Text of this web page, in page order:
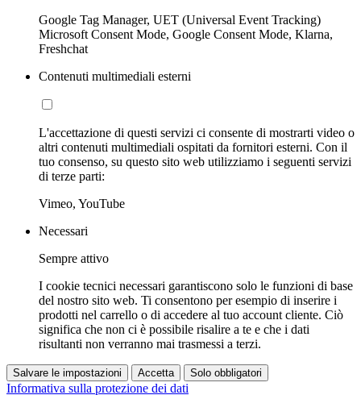
Google Tag Manager, UET (Universal Event Tracking)
Microsoft Consent Mode, Google Consent Mode, Klarna,
Freshchat
Contenuti multimediali esterni
L'accettazione di questi servizi ci consente di mostrarti video o
altri contenuti multimediali ospitati da fornitori esterni. Con il
tuo consenso, su questo sito web utilizziamo i seguenti servizi
di terze parti:
Vimeo, YouTube
Necessari
Sempre attivo
I cookie tecnici necessari garantiscono solo le funzioni di base
del nostro sito web. Ti consentono per esempio di inserire i
prodotti nel carrello o di accedere al tuo account cliente. Ciò
significa che non ci è possibile risalire a te e che i dati
risultanti non verranno mai trasmessi a terzi.
Salvare le impostazioni Accetta Solo obbligatori
Informativa sulla protezione dei dati